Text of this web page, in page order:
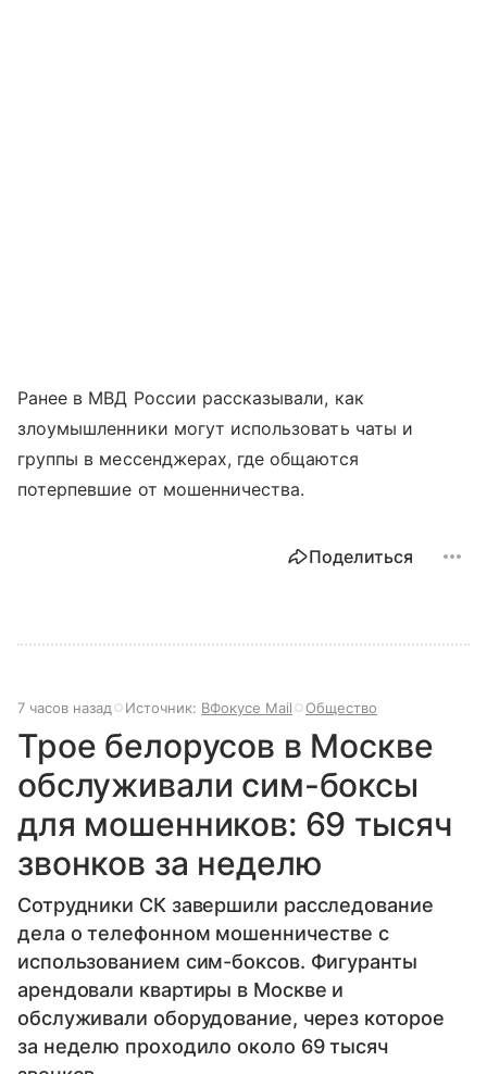
Ранее в МВД России рассказывали, как
злоумышленники могут использовать чаты и
группы в мессенджерах, где общаются
потерпевшие от мошенничества.
Поделиться
7 часов назад Источник: ВФокусе Mail Общество
Трое белорусов в Москве
обслуживали сим-боксы
для мошенников: 69 тысяч
звонков за неделю
Сотрудники СК завершили расследование
дела о телефонном мошенничестве с
использованием сим-боксов. Фигуранты
арендовали квартиры в Москве и
обслуживали оборудование, через которое
за неделю проходило около 69 тысяч